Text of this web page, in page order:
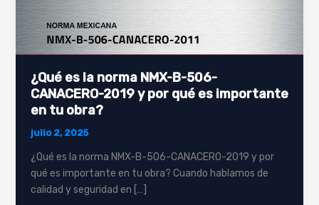
¿Qué es la norma NMX-B-506-
CANACERO-2019 y por qué es importante
en tu obra?
julio 2, 2025
¿Qué es la norma NMX-B-506-CANACERO-2019 y por
qué es importante en tu obra? Cuando hablamos de
calidad y seguridad en […]
en
tu
obra?